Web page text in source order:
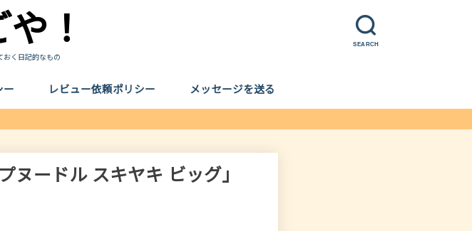
SEARCH
！
おく日記的なもの
ー レビュー依頼ポリシー メッセージを送る
ヌードル スキヤキ ビッグ」